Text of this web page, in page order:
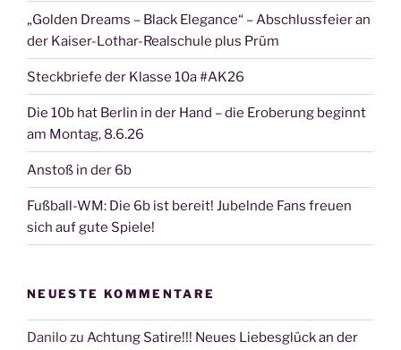
„Golden Dreams – Black Elegance“ – Abschlussfeier an
der Kaiser-Lothar-Realschule plus Prüm
Steckbriefe der Klasse 10a #AK26
Die 10b hat Berlin in der Hand – die Eroberung beginnt
am Montag, 8.6.26
Anstoß in der 6b
Fußball-WM: Die 6b ist bereit! Jubelnde Fans freuen
sich auf gute Spiele!
NEUESTE KOMMENTARE
Danilozu Achtung Satire!!! Neues Liebesglück an der